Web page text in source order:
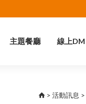
主題餐廳 線上DM
> 活動訊息 >